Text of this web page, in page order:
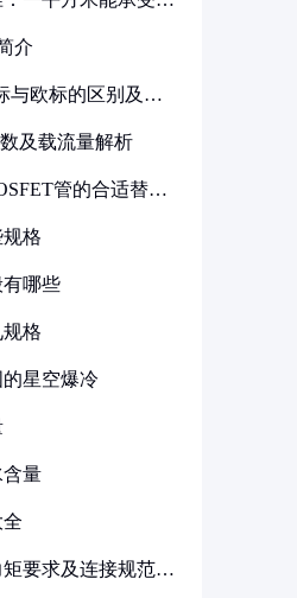
介
与欧标的区别及其
及载流量解析
管的合适替代
格
哪些
格
星空爆冷
量
要求及连接规范详